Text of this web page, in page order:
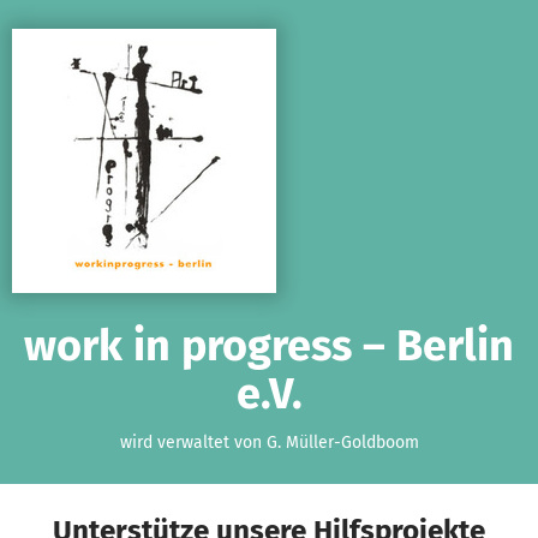
work in progress – Berlin
e.V.
wird verwaltet von G. Müller-Goldboom
Unterstütze unsere Hilfsprojekte